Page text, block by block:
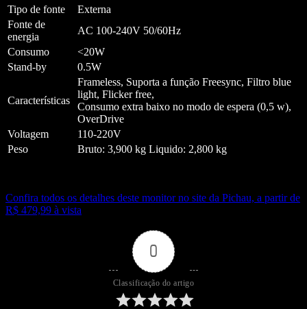
Tipo de fonte
Externa
Fonte de
energia
AC 100-240V 50/60Hz
Consumo
<20W
Stand-by
0.5W
Características
Frameless, Suporta a função Freesync, Filtro blue
light, Flicker free,
Consumo extra baixo no modo de espera (0,5 w),
OverDrive
Voltagem
110-220V
Peso
Bruto: 3,900 kg Liquido: 2,800 kg
Confira todos os detalhes deste monitor no site da Pichau, a partir de
R$ 479,99 à vista
0
Classificação do artigo